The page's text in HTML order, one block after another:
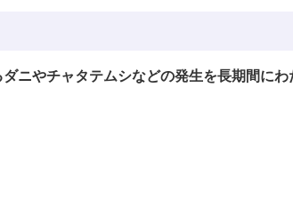
ニやチャタテムシなどの発生を長期間にわ